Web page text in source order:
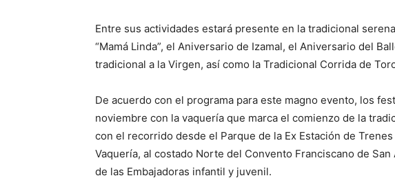
Entre sus actividades estará presente en la tradicional
“Mamá Linda”, el Aniversario de Izamal, el Aniversario del
tradicional a la Virgen, así como la Tradicional Corrida de
De acuerdo con el programa para este magno evento, los
noviembre con la vaquería que marca el comienzo de la
con el recorrido desde el Parque de la Ex Estación de
Vaquería, al costado Norte del Convento Franciscano de
de las Embajadoras infantil y juvenil.